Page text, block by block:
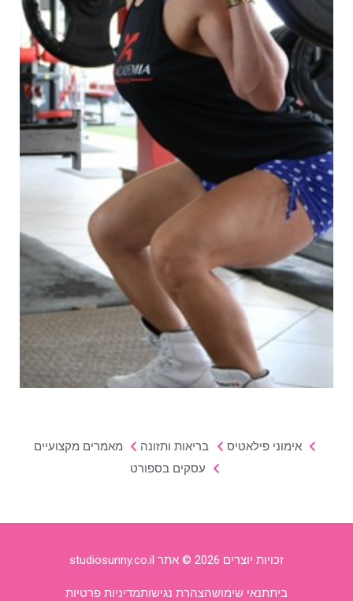
אימוני פילאטיס בריאות ותזונה
מאמרים מקצועיים
עסקים בספורט
זכויות יוצרים 2026 © אתר studiosunny.co.il
תנאי שימושהצהרת נגישותמדיניות פרטיות